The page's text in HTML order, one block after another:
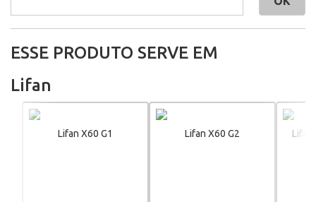
ESSE PRODUTO SERVE EM
Lifan
Lifan X60 G1 Lifan X60 G2 Lifan